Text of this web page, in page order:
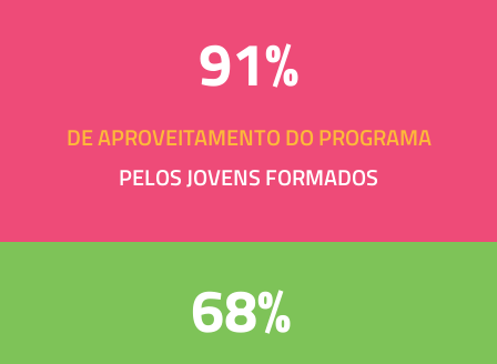
91%
DE APROVEITAMENTO DO PROGRAMA
PELOS JOVENS FORMADOS
68%